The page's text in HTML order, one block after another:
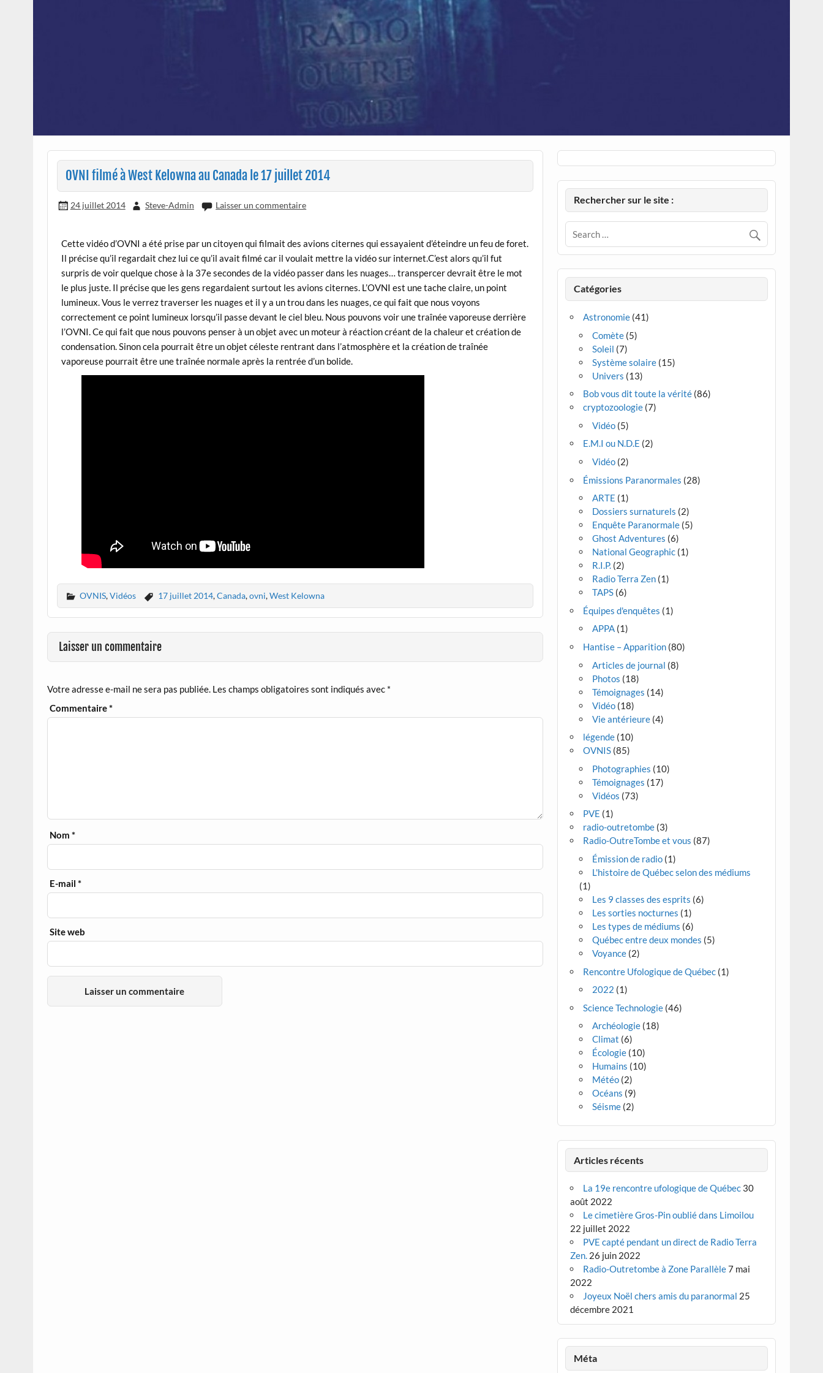
OVNI filmé à West Kelowna au Canada le 17 juillet 2014
24 juillet 2014 Steve-Admin Laisser un commentaire
Cette vidéo d’OVNI a été prise par un citoyen qui filmait des avions citernes qui essayaient d’éteindre un feu de foret.
Il précise qu’il regardait chez lui ce qu’il avait filmé car il voulait mettre la vidéo sur internet.C’est alors qu’il fut
surpris de voir quelque chose à la 37e secondes de la vidéo passer dans les nuages… transpercer devrait être le mot
le plus juste. Il précise que les gens regardaient surtout les avions citernes. L’OVNI est une tache claire, un point
lumineux. Vous le verrez traverser les nuages et il y a un trou dans les nuages, ce qui fait que nous voyons
correctement ce point lumineux lorsqu’il passe devant le ciel bleu. Nous pouvons voir une traînée vaporeuse derrière
l’OVNI.Ce qui fait que nous pouvons penser à un objet avec un moteur à réaction créant de la chaleur et création de
condensation. Sinon cela pourrait être un objet céleste rentrant dans l’atmosphère et la création de traînée
vaporeuse pourrait être une traînée normale après la rentrée d’un bolide.
OVNIS,Vidéos 17 juillet 2014,Canada,ovni,West Kelowna
Laisser un commentaire
Votre adresse e-mail ne sera pas publiée. Les champs obligatoires sont indiqués avec *
Commentaire*
Nom*
E-mail*
Site web
Rechercher sur le site :
Catégories
Astronomie (41)
Comète (5)
Soleil (7)
Système solaire (15)
Univers (13)
Bob vous dit toute la vérité (86)
cryptozoologie (7)
Vidéo (5)
E.M.I ou N.D.E (2)
Vidéo (2)
Émissions Paranormales (28)
ARTE (1)
Dossiers surnaturels (2)
Enquête Paranormale (5)
Ghost Adventures (6)
National Geographic (1)
R.I.P. (2)
Radio Terra Zen (1)
TAPS (6)
Équipes d'enquêtes (1)
APPA (1)
Hantise – Apparition (80)
Articles de journal (8)
Photos (18)
Témoignages (14)
Vidéo (18)
Vie antérieure (4)
légende (10)
OVNIS (85)
Photographies (10)
Témoignages (17)
Vidéos (73)
PVE (1)
radio-outretombe (3)
Radio-OutreTombe et vous (87)
Émission de radio (1)
L'histoire de Québec selon des médiums
(1)
Les 9 classes des esprits (6)
Les sorties nocturnes (1)
Les types de médiums (6)
Québec entre deux mondes (5)
Voyance (2)
Rencontre Ufologique de Québec (1)
2022 (1)
Science Technologie (46)
Archéologie (18)
Climat (6)
Écologie (10)
Humains (10)
Météo (2)
Océans (9)
Séisme (2)
Articles récents
La 19e rencontre ufologique de Québec 30
août 2022
Le cimetière Gros-Pin oublié dans Limoilou
22 juillet 2022
PVE capté pendant un direct de Radio Terra
Zen. 26 juin 2022
Radio-Outretombe à Zone Parallèle7 mai
2022
Joyeux Noël chers amis du paranormal 25
décembre 2021
Méta